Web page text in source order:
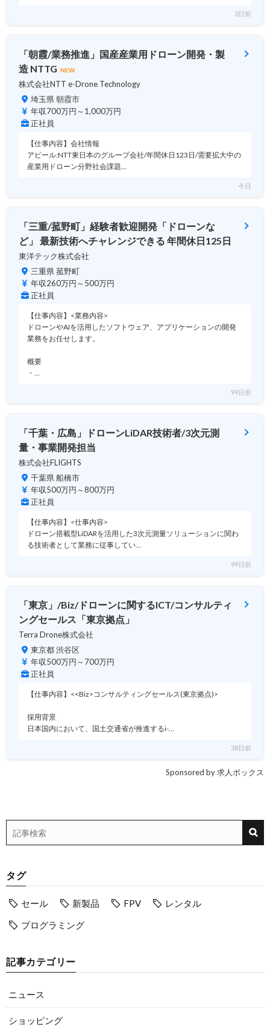
3日前
「朝霞/業務推進」国産産業用ドローン開発・製
造 NTTG NEW
株式会社NTT e-Drone Technology
埼玉県 朝霞市
年収700万円～1,000万円
正社員
【仕事内容】会社情報
アピール:NTT東日本のグループ会社/年間休日123日/需要拡大中の
産業用ドローン分野社会課題…
今日
「三重/菰野町」経験者歓迎開発「ドローンな
ど」 最新技術へチャレンジできる 年間休日125日
東洋テック株式会社
三重県 菰野町
年収260万円～500万円
正社員
【仕事内容】<業務内容>
ドローンやAIを活用したソフトウェア、アプリケーションの開発
業務をお任せします。
概要
・…
99日前
「千葉・広島」ドローンLiDAR技術者/3次元測
量・事業開発担当
株式会社FLIGHTS
千葉県 船橋市
年収500万円～800万円
正社員
【仕事内容】<仕事内容>
ドローン搭載型LiDARを活用した3次元測量ソリューションに関わ
る技術者として業務に従事してい…
99日前
「東京」/Biz/ドローンに関するICT/コンサルティ
ングセールス「東京拠点」
Terra Drone株式会社
東京都 渋谷区
年収500万円～700万円
正社員
【仕事内容】<<Biz>コンサルティングセールス(東京拠点)>
採用背景
日本国内において、国土交通省が推進するi-…
38日前
Sponsored by 求人ボックス
タグ
セール 新製品 FPV
レンタル
プログラミング
記事カテゴリー
ニュース
ショッピング